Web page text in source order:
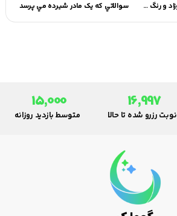
تغییر رنگ موی کودک و نوزاد و رنگ مو کودک سوالاتي که يک مادر شيرده مي پرسد
16,997
نوبت رزرو شده تا حالا
15,000
متوسط بازدید روزانه